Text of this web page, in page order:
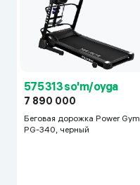
575 313 so'm/oyga
7 890 000
Беговая дорожка Power Gym
PG-340, черный